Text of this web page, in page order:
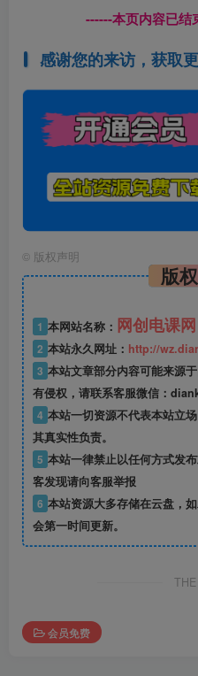
------本页内容已结
感谢您的来访，获取
© 版权声明
版
1 本网站名称： 网创电课网
2 本站永久网址： http://
3 本站文章部分内容可能来源
有侵权，请联系客服微信：
4 本站一切资源不代表本站立
其真实性负责。
5 本站一律禁止以任何方式发
客发现请向客服举报
6 本站资源大多存储在云盘，
会第一时间更新。
会员免费